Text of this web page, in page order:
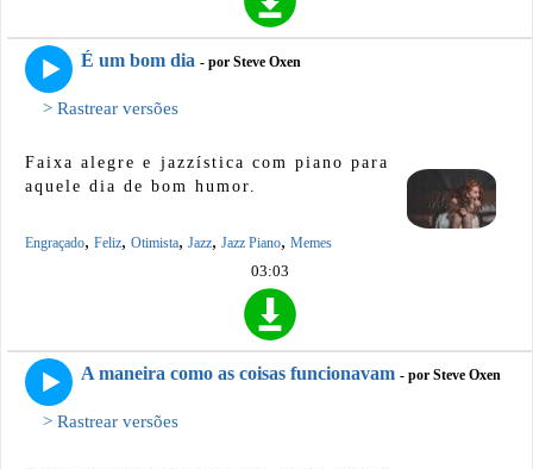
É um bom dia - por Steve Oxen
> Rastrear versões
Faixa alegre e jazzística com piano para
aquele dia de bom humor.
Engraçado, Feliz, Otimista, Jazz, Jazz Piano, Memes
03:03
A maneira como as coisas funcionavam - por Steve Oxen
> Rastrear versões